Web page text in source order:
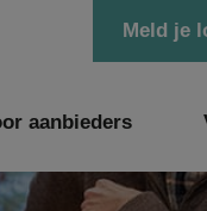
Meld je
aanbieders